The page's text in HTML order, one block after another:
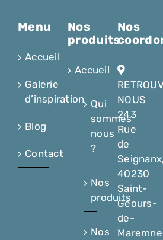
Menu
Accueil
Galerie
d’inspiration
Blog
Contact
Nos
produits
Accueil
Qui
sommes
nous
?
Nos
produits
Nos
Nos
NOUS
243
Rue
de
Seignanx,
40230
Saint-
Geours-
de-
Maremne